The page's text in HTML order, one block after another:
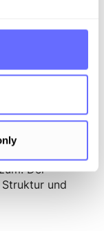
identifiziert
Sie alle
Ihre
Nutzen: von
bis hin zu
und
Der
und